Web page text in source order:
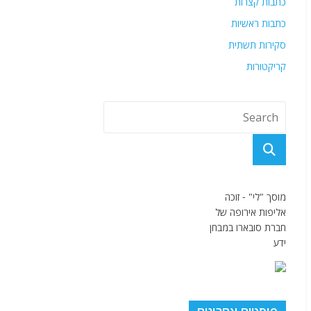
כתבות ראשיות
סקירות תשתית
קריקטורות
מוסך "לי" - זוכה
אליפות אירופה של
חברת סובארו במבחן
ידע